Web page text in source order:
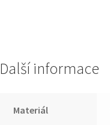
Další informace
Materiál